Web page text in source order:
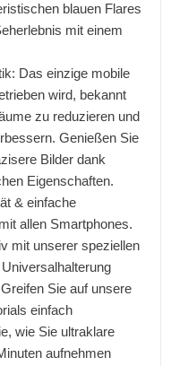
blauen Flares
mit einem
Das einzige mobile
wird, bekannt
zu reduzieren und
Genießen Sie
Bilder dank
Eigenschaften.
& einfache
allen Smartphones.
mit unserer speziellen
Sie auf unsere
einfach
wie Sie ultraklare
aufnehmen